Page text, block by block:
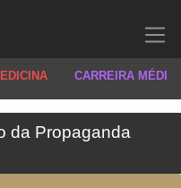
CARREIRA
da Propaganda